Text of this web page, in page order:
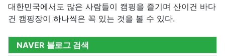
대한민국에서도 많은 사람들이 캠핑을 즐기며 산이건 바다
건 캠핑장이 하나씩은 꼭 있는 것을 볼 수 있다.
NAVER 블로그 검색